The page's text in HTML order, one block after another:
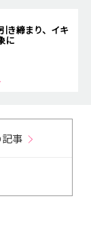
き締まり、イキ
に
事